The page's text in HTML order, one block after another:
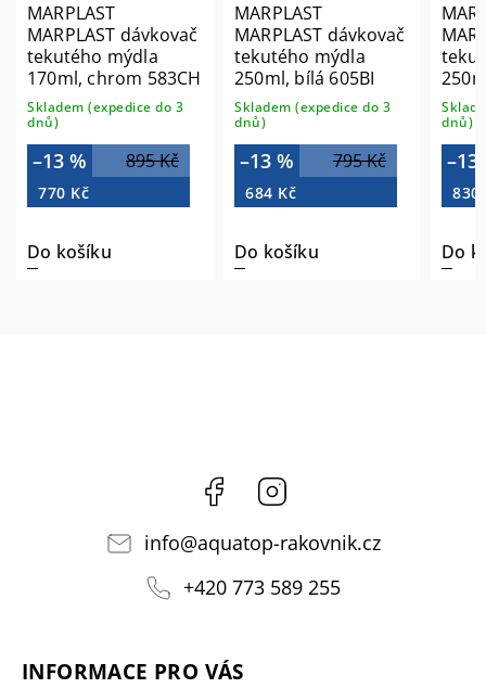
MARPLAST
MARPLAST dávkovač
tekutého mýdla
170ml, chrom 583CH
Skladem (expedice do 3
dnů)
895 Kč
–13 %
770 Kč
Do košíku
MARPLAST
MARPLAST dávkovač
tekutého mýdla
250ml, bílá 605BI
Skladem (expedice do 3
dnů)
795 Kč
–13 %
684 Kč
Do košíku
dnů)
–13
830
Do
Facebook
info@aquatop-rakovnik.cz
+420 773 589 255
INFORMACE PRO VÁS